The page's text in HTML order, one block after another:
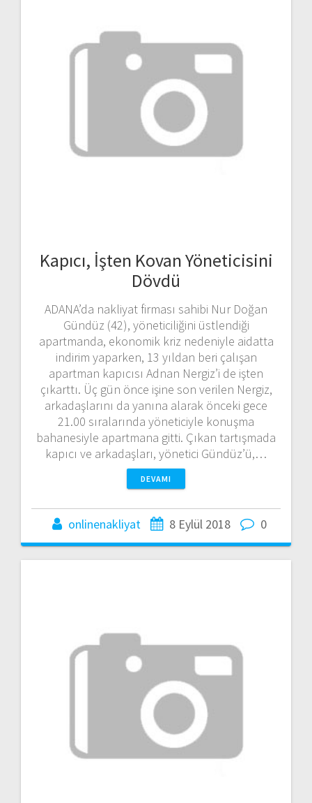
Kapıcı, İşten Kovan Yöneticisini
Dövdü
ADANA’da nakliyat firması sahibi Nur Doğan
Gündüz (42), yöneticiliğini üstlendiği
apartmanda, ekonomik kriz nedeniyle aidatta
indirim yaparken, 13 yıldan beri çalışan
apartman kapıcısı Adnan Nergiz’i de işten
çıkarttı. Üç gün önce işine son verilen Nergiz,
arkadaşlarını da yanına alarak önceki gece
21.00 sıralarında yöneticiyle konuşma
bahanesiyle apartmana gitti. Çıkan tartışmada
kapıcı ve arkadaşları, yönetici Gündüz’ü,…
DEVAMI
onlinenakliyat 8 Eylül 2018 0